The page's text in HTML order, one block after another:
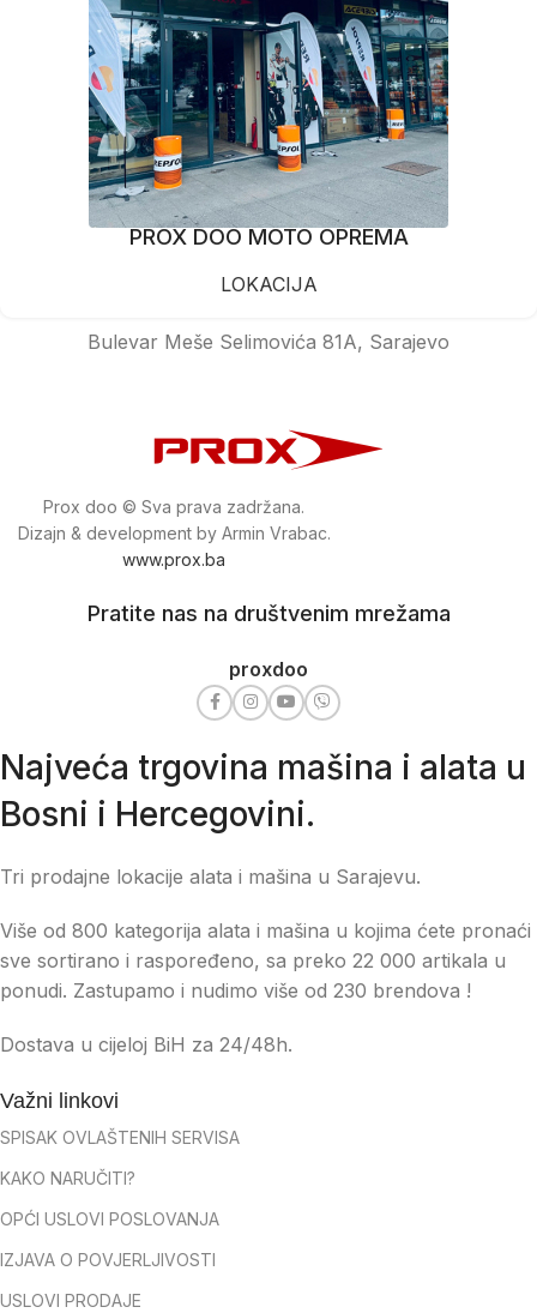
PROX DOO MOTO OPREMA
LOKACIJA
Bulevar Meše Selimovića 81A, Sarajevo
Prox doo © Sva prava zadržana.
Dizajn & development by Armin Vrabac.
www.prox.ba
Pratite nas na društvenim mrežama
proxdoo
Najveća trgovina mašina i alata u
Bosni i Hercegovini.
Tri prodajne lokacije alata i mašina u Sarajevu.
Više od 800 kategorija alata i mašina u kojima ćete pronaći
sve sortirano i raspoređeno, sa preko 22 000 artikala u
ponudi. Zastupamo i nudimo više od 230 brendova !
Dostava u cijeloj BiH za 24/48h.
Važni linkovi
SPISAK OVLAŠTENIH SERVISA
KAKO NARUČITI?
OPĆI USLOVI POSLOVANJA
IZJAVA O POVJERLJIVOSTI
USLOVI PRODAJE